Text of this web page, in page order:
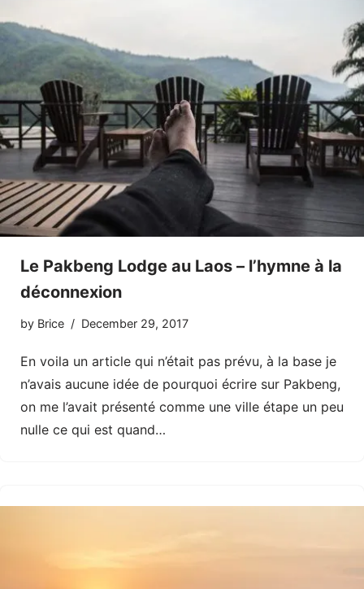
Le Pakbeng Lodge au Laos – l’hymne à la
déconnexion
by Brice December 29, 2017
En voila un article qui n’était pas prévu, à la base je
n’avais aucune idée de pourquoi écrire sur Pakbeng,
on me l’avait présenté comme une ville étape un peu
nulle ce qui est quand…